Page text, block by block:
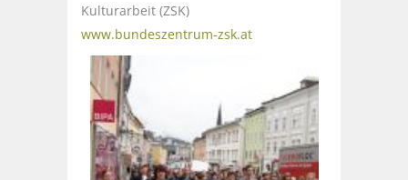
Kulturarbeit (ZSK)
www.bundeszentrum-zsk.at